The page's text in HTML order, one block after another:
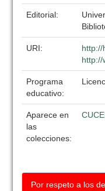
Editorial:
URI:
http://
http://
Programa
educativo:
Aparece en
las
colecciones:
Por respeto a los